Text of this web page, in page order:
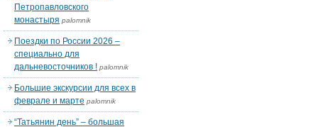
Петропавловского
монастыря palomnik
Поездки по России 2026 –
специально для
дальневосточников ! palomnik
Большие экскурсии для всех в
феврале и марте palomnik
“Татьянин день” – большая